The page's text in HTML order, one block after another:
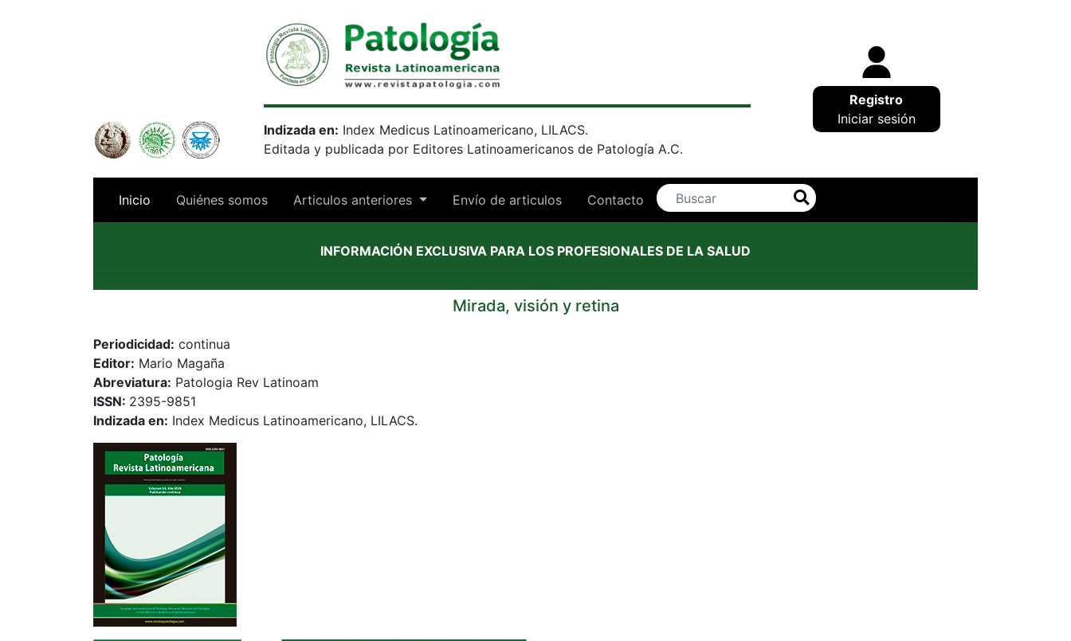
Indizada en: Index Medicus Latinoamericano, LILACS.
Editada y publicada por Editores Latinoamericanos de Patología A.C.
Registro
Iniciar sesión
Inicio (current)
Quiénes somos Articulos anteriores Envío de articulos Contacto
INFORMACIÓN EXCLUSIVA PARA LOS PROFESIONALES DE LA SALUD
Mirada, visión y retina
Periodicidad: continua
Editor: Mario Magaña
Abreviatura: Patologia Rev Latinoam
ISSN: 2395-9851
Indizada en: Index Medicus Latinoamericano, LILACS.